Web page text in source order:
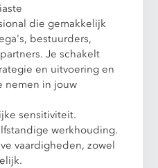
die gemakkelijk
bestuurders,
Je schakelt
en uitvoering en
nemen in jouw
sensitiviteit.
werkhouding.
vaardigheden, zowel